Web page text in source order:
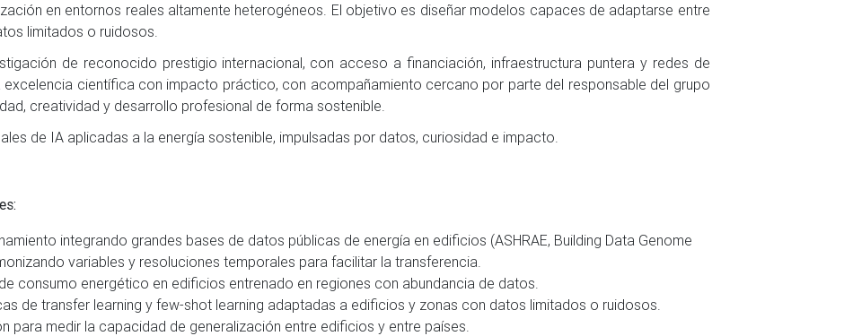
en entornos reales altamente heterogéneos. El objetivo es diseñar modelos capaces de adaptarse entre
limitados o ruidosos.
de reconocido prestigio internacional, con acceso a financiación, infraestructura puntera y redes de
científica con impacto práctico, con acompañamiento cercano por parte del responsable del grupo
creatividad y desarrollo profesional de forma sostenible.
de IA aplicadas a la energía sostenible, impulsadas por datos, curiosidad e impacto.
integrando grandes bases de datos públicas de energía en edificios (ASHRAE, Building Data Genome
variables y resoluciones temporales para facilitar la transferencia.
consumo energético en edificios entrenado en regiones con abundancia de datos.
de transfer learning y few-shot learning adaptadas a edificios y zonas con datos limitados o ruidosos.
para medir la capacidad de generalización entre edificios y entre países.